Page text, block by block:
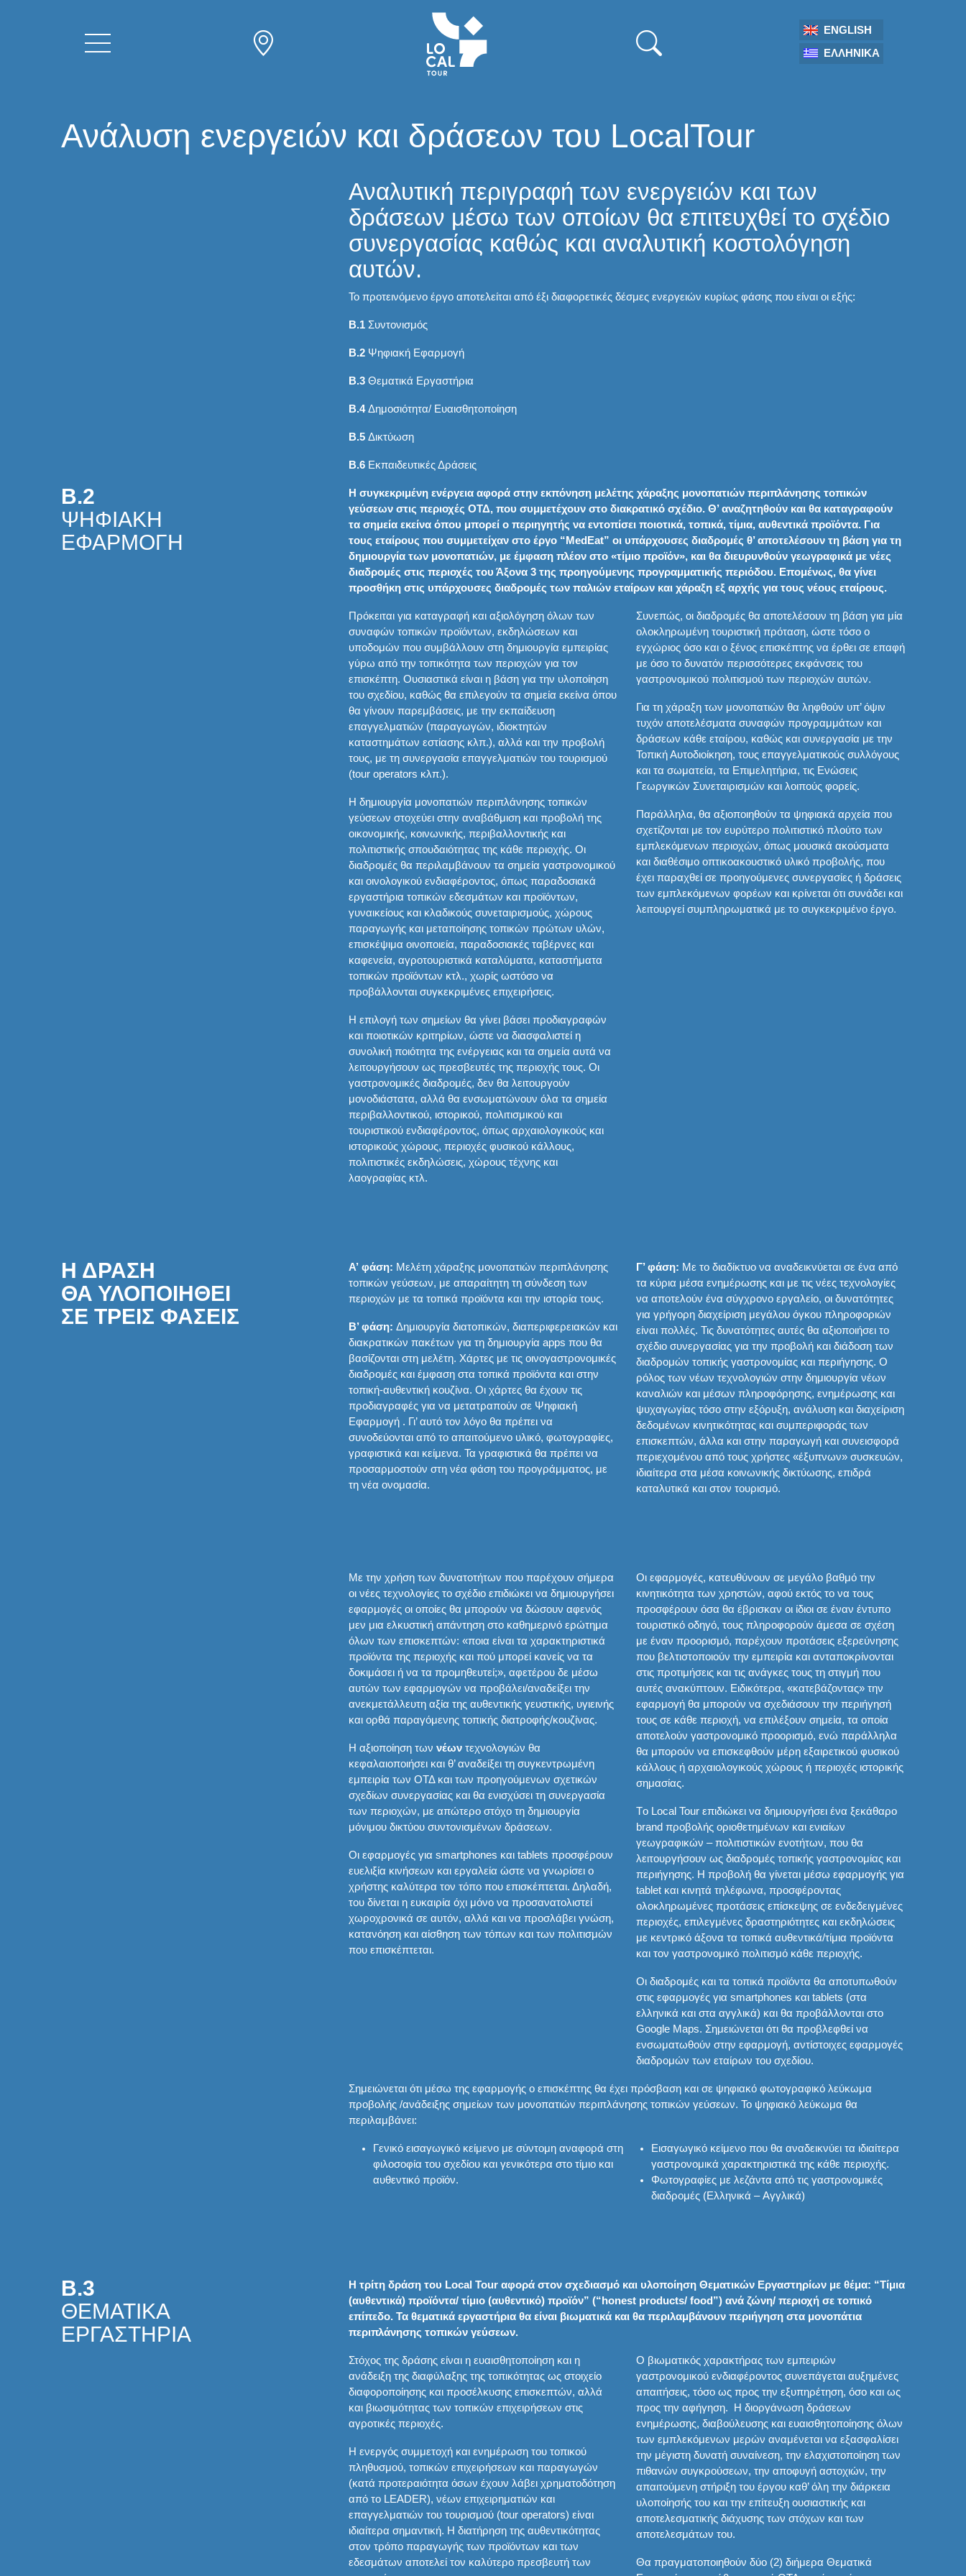
ENGLISH
ΕΛΛΗΝΙΚΆ
Ανάλυση ενεργειών και δράσεων του LocalTour
Αναλυτική περιγραφή των ενεργειών και των
δράσεων μέσω των οποίων θα επιτευχθεί το σχέδιο
συνεργασίας καθώς και αναλυτική κοστολόγηση
αυτών.
Το προτεινόμενο έργο αποτελείται από έξι διαφορετικές δέσμες ενεργειών κυρίως φάσης που είναι οι εξής:
Β.1 Συντονισμός
Β.2 Ψηφιακή Εφαρμογή
Β.3 Θεματικά Εργαστήρια
Β.4Δημοσιότητα/ Ευαισθητοποίηση
Β.5 Δικτύωση
Β.6 Εκπαιδευτικές Δράσεις
Β.2
ΨΗΦΙΑΚΗ
ΕΦΑΡΜΟΓΗ
Η συγκεκριμένη ενέργεια αφορά στην εκπόνηση μελέτης χάραξης μονοπατιών περιπλάνησης τοπικών
γεύσεων στις περιοχές ΟΤΔ, που συμμετέχουν στο διακρατικό σχέδιο. Θ’ αναζητηθούν και θα καταγραφούν
τα σημεία εκείνα όπου μπορεί ο περιηγητής να εντοπίσει ποιοτικά, τοπικά, τίμια, αυθεντικά προϊόντα. Για
τους εταίρους που συμμετείχαν στο έργο “MedEat” οι υπάρχουσες διαδρομές θ’ αποτελέσουν τη βάση για τη
δημιουργία των μονοπατιών, με έμφαση πλέον στο «τίμιο προϊόν», και θα διευρυνθούν γεωγραφικά με νέες
διαδρομές στις περιοχές του Άξονα 3 της προηγούμενης προγραμματικής περιόδου. Επομένως, θα γίνει
προσθήκη στις υπάρχουσες διαδρομές των παλιών εταίρων και χάραξη εξ αρχής για τους νέους εταίρους.
Πρόκειται για καταγραφή και αξιολόγηση όλων των
συναφών τοπικών προϊόντων, εκδηλώσεων και
υποδομών που συμβάλλουν στη δημιουργία εμπειρίας
γύρω από την τοπικότητα των περιοχών για τον
επισκέπτη. Ουσιαστικά είναι η βάση για την υλοποίηση
του σχεδίου, καθώς θα επιλεγούν τα σημεία εκείνα όπου
θα γίνουν παρεμβάσεις, με την εκπαίδευση
επαγγελματιών (παραγωγών, ιδιοκτητών
καταστημάτων εστίασης κλπ.), αλλά και την προβολή
τους, με τη συνεργασία επαγγελματιών του τουρισμού
(tour operators κλπ.).
Η δημιουργία μονοπατιών περιπλάνησης τοπικών
γεύσεων στοχεύει στην αναβάθμιση και προβολή της
οικονομικής, κοινωνικής, περιβαλλοντικής και
πολιτιστικής σπουδαιότητας της κάθε περιοχής. Οι
διαδρομές θα περιλαμβάνουν τα σημεία γαστρονομικού
και οινολογικού ενδιαφέροντος, όπως παραδοσιακά
εργαστήρια τοπικών εδεσμάτων και προϊόντων,
γυναικείους και κλαδικούς συνεταιρισμούς, χώρους
παραγωγής και μεταποίησης τοπικών πρώτων υλών,
επισκέψιμα οινοποιεία, παραδοσιακές ταβέρνες και
καφενεία, αγροτουριστικά καταλύματα, καταστήματα
τοπικών προϊόντων κτλ., χωρίς ωστόσο να
προβάλλονται συγκεκριμένες επιχειρήσεις.
Η επιλογή των σημείων θα γίνει βάσει προδιαγραφών
και ποιοτικών κριτηρίων, ώστε να διασφαλιστεί η
συνολική ποιότητα της ενέργειας και τα σημεία αυτά να
λειτουργήσουν ως πρεσβευτές της περιοχής τους. Οι
γαστρονομικές διαδρομές, δεν θα λειτουργούν
μονοδιάστατα, αλλά θα ενσωματώνουν όλα τα σημεία
περιβαλλοντικού, ιστορικού, πολιτισμικού και
τουριστικού ενδιαφέροντος, όπως αρχαιολογικούς και
ιστορικούς χώρους, περιοχές φυσικού κάλλους,
πολιτιστικές εκδηλώσεις, χώρους τέχνης και
λαογραφίας κτλ.
Συνεπώς, οι διαδρομές θα αποτελέσουν τη βάση για μία
ολοκληρωμένη τουριστική πρόταση, ώστε τόσο ο
εγχώριος όσο και ο ξένος επισκέπτης να έρθει σε επαφή
με όσο το δυνατόν περισσότερες εκφάνσεις του
γαστρονομικού πολιτισμού των περιοχών αυτών.
Για τη χάραξη των μονοπατιών θα ληφθούν υπ’ όψιν
τυχόν αποτελέσματα συναφών προγραμμάτων και
δράσεων κάθε εταίρου, καθώς και συνεργασία με την
Τοπική Αυτοδιοίκηση, τους επαγγελματικούς συλλόγους
και τα σωματεία, τα Επιμελητήρια, τις Ενώσεις
Γεωργικών Συνεταιρισμών και λοιπούς φορείς.
Παράλληλα, θα αξιοποιηθούν τα ψηφιακά αρχεία που
σχετίζονται με τον ευρύτερο πολιτιστικό πλούτο των
εμπλεκόμενων περιοχών, όπως μουσικά ακούσματα
και διαθέσιμο οπτικοακουστικό υλικό προβολής, που
έχει παραχθεί σε προηγούμενες συνεργασίες ή δράσεις
των εμπλεκόμενων φορέων και κρίνεται ότι συνάδει και
λειτουργεί συμπληρωματικά με το συγκεκριμένο έργο.
Η ΔΡΑΣΗ
ΘΑ ΥΛΟΠΟΙΗΘΕΙ
ΣΕ ΤΡΕΙΣ ΦΑΣΕΙΣ
Α’ φάση: Μελέτη χάραξης μονοπατιών περιπλάνησης
τοπικών γεύσεων, με απαραίτητη τη σύνδεση των
περιοχών με τα τοπικά προϊόντα και την ιστορία τους.
Β’ φάση: Δημιουργία διατοπικών, διαπεριφερειακών και
διακρατικών πακέτων για τη δημιουργία apps που θα
βασίζονται στη μελέτη. Χάρτες με τις οινογαστρονομικές
διαδρομές και έμφαση στα τοπικά προϊόντα και στην
τοπική-αυθεντική κουζίνα. Οι χάρτες θα έχουν τις
προδιαγραφές για να μετατραπούν σε Ψηφιακή
Εφαρμογή . Γι’ αυτό τον λόγο θα πρέπει να
συνοδεύονται από το απαιτούμενο υλικό, φωτογραφίες,
γραφιστικά και κείμενα. Τα γραφιστικά θα πρέπει να
προσαρμοστούν στη νέα φάση του προγράμματος, με
τη νέα ονομασία.
Γ’ φάση: Με το διαδίκτυο να αναδεικνύεται σε ένα από
τα κύρια μέσα ενημέρωσης και με τις νέες τεχνολογίες
να αποτελούν ένα σύγχρονο εργαλείο, οι δυνατότητες
για γρήγορη διαχείριση μεγάλου όγκου πληροφοριών
είναι πολλές. Τις δυνατότητες αυτές θα αξιοποιήσει το
σχέδιο συνεργασίας για την προβολή και διάδοση των
διαδρομών τοπικής γαστρονομίας και περιήγησης. Ο
ρόλος των νέων τεχνολογιών στην δημιουργία νέων
καναλιών και μέσων πληροφόρησης, ενημέρωσης και
ψυχαγωγίας τόσο στην εξόρυξη, ανάλυση και διαχείριση
δεδομένων κινητικότητας και συμπεριφοράς των
επισκεπτών, άλλα και στην παραγωγή και συνεισφορά
περιεχομένου από τους χρήστες «έξυπνων» συσκευών,
ιδιαίτερα στα μέσα κοινωνικής δικτύωσης, επιδρά
καταλυτικά και στον τουρισμό.
Με την χρήση των δυνατοτήτων που παρέχουν σήμερα
οι νέες τεχνολογίες το σχέδιο επιδιώκει να δημιουργήσει
εφαρμογές οι οποίες θα μπορούν να δώσουν αφενός
μεν μια ελκυστική απάντηση στο καθημερινό ερώτημα
όλων των επισκεπτών: «ποια είναι τα χαρακτηριστικά
προϊόντα της περιοχής και πού μπορεί κανείς να τα
δοκιμάσει ή να τα προμηθευτεί;», αφετέρου δε μέσω
αυτών των εφαρμογών να προβάλει/αναδείξει την
ανεκμετάλλευτη αξία της αυθεντικής γευστικής, υγιεινής
και ορθά παραγόμενης τοπικής διατροφής/κουζίνας.
Η αξιοποίηση των νέωντεχνολογιών θα
κεφαλαιοποιήσει και θ’ αναδείξει τη συγκεντρωμένη
εμπειρία των ΟΤΔ και των προηγούμενων σχετικών
σχεδίων συνεργασίας και θα ενισχύσει τη συνεργασία
των περιοχών, με απώτερο στόχο τη δημιουργία
μόνιμου δικτύου συντονισμένων δράσεων.
Οι εφαρμογές για smartphones και tablets προσφέρουν
ευελιξία κινήσεων και εργαλεία ώστε να γνωρίσει ο
χρήστης καλύτερα τον τόπο που επισκέπτεται. Δηλαδή,
του δίνεται η ευκαιρία όχι μόνο να προσανατολιστεί
χωροχρονικά σε αυτόν, αλλά και να προσλάβει γνώση,
κατανόηση και αίσθηση των τόπων και των πολιτισμών
που επισκέπτεται.
Οι εφαρμογές, κατευθύνουν σε μεγάλο βαθμό την
κινητικότητα των χρηστών, αφού εκτός το να τους
προσφέρουν όσα θα έβρισκαν οι ίδιοι σε έναν έντυπο
τουριστικό οδηγό, τους πληροφορούν άμεσα σε σχέση
με έναν προορισμό, παρέχουν προτάσεις εξερεύνησης
που βελτιστοποιούν την εμπειρία και ανταποκρίνονται
στις προτιμήσεις και τις ανάγκες τους τη στιγμή που
αυτές ανακύπτουν. Ειδικότερα, «κατεβάζοντας» την
εφαρμογή θα μπορούν να σχεδιάσουν την περιήγησή
τους σε κάθε περιοχή, να επιλέξουν σημεία, τα οποία
αποτελούν γαστρονομικό προορισμό, ενώ παράλληλα
θα μπορούν να επισκεφθούν μέρη εξαιρετικού φυσικού
κάλλους ή αρχαιολογικούς χώρους ή περιοχές ιστορικής
σημασίας.
Tο Local Tour επιδιώκει να δημιουργήσει ένα ξεκάθαρο
brand προβολής οριοθετημένων και ενιαίων
γεωγραφικών – πολιτιστικών ενοτήτων, που θα
λειτουργήσουν ως διαδρομές τοπικής γαστρονομίας και
περιήγησης. Η προβολή θα γίνεται μέσω εφαρμογής για
tablet και κινητά τηλέφωνα, προσφέροντας
ολοκληρωμένες προτάσεις επίσκεψης σε ενδεδειγμένες
περιοχές, επιλεγμένες δραστηριότητες και εκδηλώσεις
με κεντρικό άξονα τα τοπικά αυθεντικά/τίμια προϊόντα
και τον γαστρονομικό πολιτισμό κάθε περιοχής.
Οι διαδρομές και τα τοπικά προϊόντα θα αποτυπωθούν
στις εφαρμογές για smartphones και tablets (στα
ελληνικά και στα αγγλικά) και θα προβάλλονται στο
Google Maps. Σημειώνεται ότι θα προβλεφθεί να
ενσωματωθούν στην εφαρμογή, αντίστοιχες εφαρμογές
διαδρομών των εταίρων του σχεδίου.
Σημειώνεται ότι μέσω της εφαρμογής ο επισκέπτης θα έχει πρόσβαση και σε ψηφιακό φωτογραφικό λεύκωμα
προβολής /ανάδειξης σημείων των μονοπατιών περιπλάνησης τοπικών γεύσεων. Το ψηφιακό λεύκωμα θα
περιλαμβάνει:
Γενικό εισαγωγικό κείμενο με σύντομη αναφορά στη
φιλοσοφία του σχεδίου και γενικότερα στο τίμιο και
αυθεντικό προϊόν.
Εισαγωγικό κείμενο που θα αναδεικνύει τα ιδιαίτερα
γαστρονομικά χαρακτηριστικά της κάθε περιοχής.
Φωτογραφίες με λεζάντα από τις γαστρονομικές
διαδρομές (Ελληνικά – Αγγλικά)
Β.3
ΘΕΜΑΤΙΚΑ
ΕΡΓΑΣΤΗΡΙΑ
Η τρίτη δράση του Local Tour αφορά στον σχεδιασμό και υλοποίηση Θεματικών Εργαστηρίων με θέμα: “Τίμια
(αυθεντικά) προϊόντα/ τίμιο (αυθεντικό) προϊόν” (“honest products/ food”) ανά ζώνη/ περιοχή σε τοπικό
επίπεδο. Τα θεματικά εργαστήρια θα είναι βιωματικά και θα περιλαμβάνουν περιήγηση στα μονοπάτια
περιπλάνησης τοπικών γεύσεων.
Στόχος της δράσης είναι η ευαισθητοποίηση και η
ανάδειξη της διαφύλαξης της τοπικότητας ως στοιχείο
διαφοροποίησης και προσέλκυσης επισκεπτών, αλλά
και βιωσιμότητας των τοπικών επιχειρήσεων στις
αγροτικές περιοχές.
Η ενεργός συμμετοχή και ενημέρωση του τοπικού
πληθυσμού, τοπικών επιχειρήσεων και παραγωγών
(κατά προτεραιότητα όσων έχουν λάβει χρηματοδότηση
από το LEADER), νέων επιχειρηματιών και
επαγγελματιών του τουρισμού (tour operators) είναι
ιδιαίτερα σημαντική. Η διατήρηση της αυθεντικότητας
στον τρόπο παραγωγής των προϊόντων και των
εδεσμάτων αποτελεί τον καλύτερο πρεσβευτή των
Ο βιωματικός χαρακτήρας των εμπειριών
γαστρονομικού ενδιαφέροντος συνεπάγεται αυξημένες
απαιτήσεις, τόσο ως προς την εξυπηρέτηση, όσο και ως
προς την αφήγηση. Η διοργάνωση δράσεων
ενημέρωσης, διαβούλευσης και ευαισθητοποίησης όλων
των εμπλεκόμενων μερών αναμένεται να εξασφαλίσει
την μέγιστη δυνατή συναίνεση, την ελαχιστοποίηση των
πιθανών συγκρούσεων, την αποφυγή αστοχιών, την
απαιτούμενη στήριξη του έργου καθ’ όλη την διάρκεια
υλοποίησής του και την επίτευξη ουσιαστικής και
αποτελεσματικής διάχυσης των στόχων και των
αποτελεσμάτων του.
Θα πραγματοποιηθούν δύο (2) διήμερα Θεματικά